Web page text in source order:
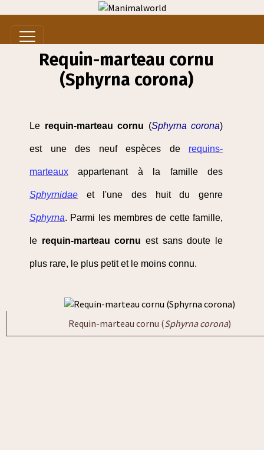
Requin-marteau cornu
(Sphyrna corona)
Le requin-marteau cornu (Sphyrna corona)
est une des neuf espèces de requins-
marteaux appartenant à la famille des
Sphyrnidae et l'une des huit du genre
Sphyrna. Parmi les membres de cette famille,
le requin-marteau cornu est sans doute le
plus rare, le plus petit et le moins connu.
Requin-marteau cornu (Sphyrna corona)